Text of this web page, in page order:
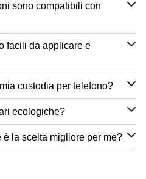
sono compatibili con
facili da applicare e
custodia per telefono?
ecologiche?
la scelta migliore per me?